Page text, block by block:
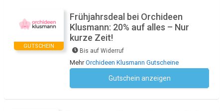
GUTSCHEIN
Frühjahrsdeal bei Orchideen
Klusmann: 20% auf alles – Nur
kurze Zeit!
Bis auf Widerruf
MehrOrchideen Klusmann Gutscheine
Gutschein anzeigen